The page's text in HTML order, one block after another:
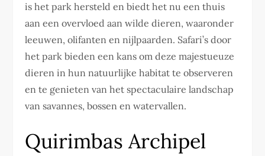
is het park hersteld en biedt het nu een thuis
aan een overvloed aan wilde dieren, waaronder
leeuwen, olifanten en nijlpaarden. Safari’s door
het park bieden een kans om deze majestueuze
dieren in hun natuurlijke habitat te observeren
en te genieten van het spectaculaire landschap
van savannes, bossen en watervallen.
Quirimbas Archipel